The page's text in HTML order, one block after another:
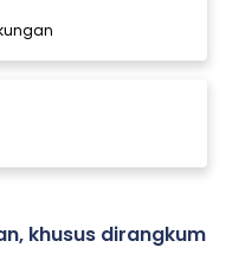
khusus dirangkum